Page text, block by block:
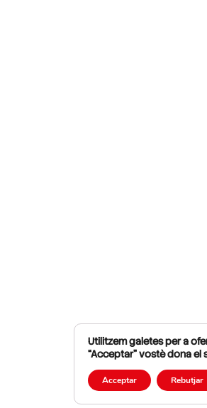
Utilitzem galetes per a
“Acceptar” vostè dona el
Acceptar Rebutjar